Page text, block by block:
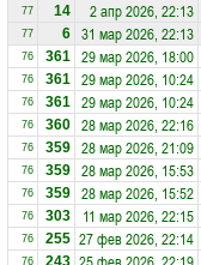
77 14 2 апр 2026, 22:13
77 6 31 мар 2026, 22:13
76 361 29 мар 2026, 18:00
76 361 29 мар 2026, 10:24
76 361 29 мар 2026, 10:24
76 360 28 мар 2026, 22:16
76 359 28 мар 2026, 21:09
76 359 28 мар 2026, 15:53
76 359 28 мар 2026, 15:52
76 303 11 мар 2026, 22:15
76 255 27 фев 2026, 22:14
76 243